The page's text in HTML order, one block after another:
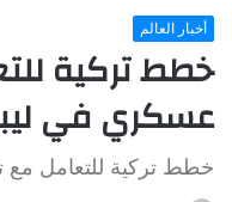
أخبار العالم
خطط تركية
عسكري في
خطط تركية للتعامل